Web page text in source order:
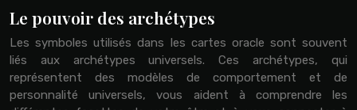
Le pouvoir des archétypes
Les symboles utilisés dans les cartes oracle sont souvent
liés aux archétypes universels. Ces archétypes, qui
représentent des modèles de comportement et de
personnalité universels, vous aident à comprendre les